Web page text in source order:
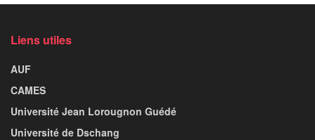
Liens utiles
AUF
CAMES
Université Jean Lorougnon Guédé
Université de Dschang